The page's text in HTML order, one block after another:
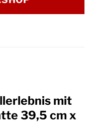
mit
39,5 cm x